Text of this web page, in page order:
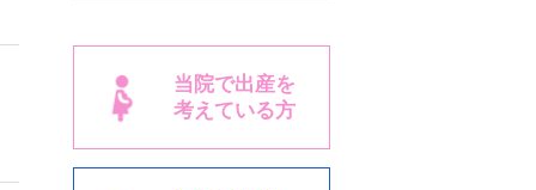
当院で出産を
考えている方